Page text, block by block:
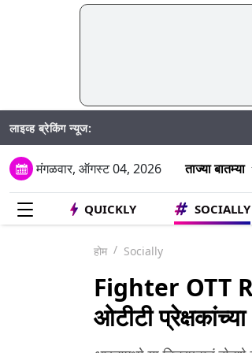
लाइव्ह ब्रेकिंग न्यूज:
मंगळवार, ऑगस्ट 04, 2026 ताज्या बातम्या
QUICKLY SOCIALLY
होम Socially
Fighter OTT
ओटीटी